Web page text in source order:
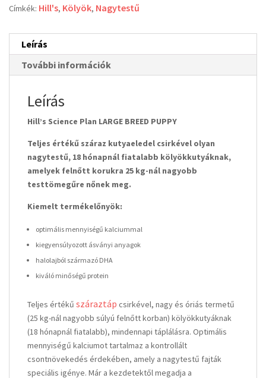
Címkék: Hill's, Kölyök, Nagytestű
Leírás
További információk
Leírás
Hill’s Science Plan LARGE BREED PUPPY
Teljes értékű száraz kutyaeledel csirkével olyan
nagytestű, 18 hónapnál fiatalabb kölyökkutyáknak,
amelyek felnőtt korukra 25 kg-nál nagyobb
testtömegűre nőnek meg.
Kiemelt termékelőnyök:
optimális mennyiségű kalciummal
kiegyensúlyozott ásványi anyagok
halolajból származó DHA
kiváló minőségű protein
Teljes értékű száraztáp csirkével, nagy és óriás termetű
(25 kg-nál nagyobb súlyú felnőtt korban) kölyökkutyáknak
(18 hónapnál fiatalabb), mindennapi táplálásra. Optimális
mennyiségű kalciumot tartalmaz a kontrollált
csontnövekedés érdekében, amely a nagytestű fajták
speciális igénye. Már a kezdetektől megadja a